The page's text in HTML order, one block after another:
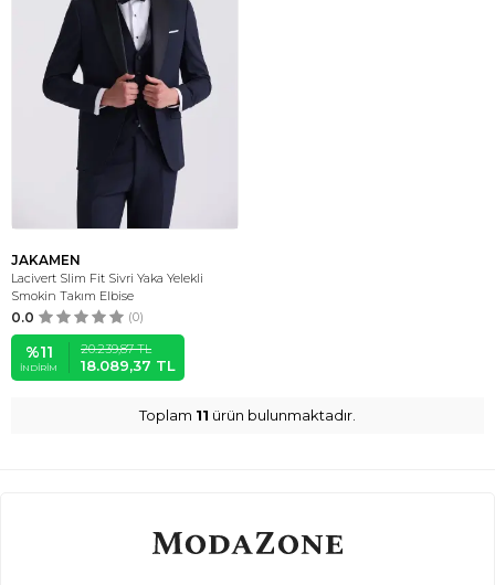
JAKAMEN
Lacivert Slim Fit Sivri Yaka Yelekli
Smokin Takım Elbise
0.0 (0)
%11
İNDIRIM
20.239,87TL
18.089,37 TL
Toplam 11 ürün bulunmaktadır.